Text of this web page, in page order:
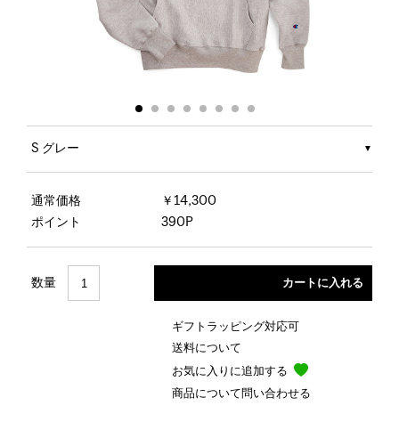
S グレー
通常価格
￥14,300
ポイント
390P
数量
ギフトラッピング対応可
送料について
お気に入りに追加する
商品について問い合わせる